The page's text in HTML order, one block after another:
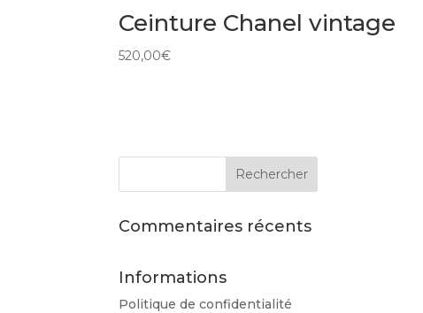
Ceinture Chanel vintage
520,00€
Commentaires récents
Informations
Politique de confidentialité